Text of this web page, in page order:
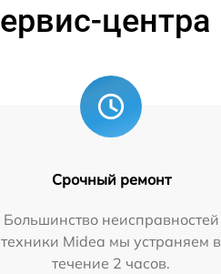
центра
Срочный ремонт
Большинство неисправностей
техники Midea мы устраняем в
течение 2 часов.